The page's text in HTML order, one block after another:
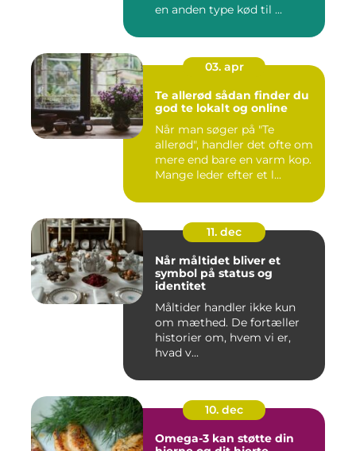
en anden type kød til ...
03. apr
Te allerød sådan finder du
god te lokalt og online
Når man søger på "Te
allerød", handler det ofte om
mere end bare en varm kop.
Mange leder efter et l...
11. dec
Når måltidet bliver et
symbol på status og
identitet
Måltider handler ikke kun
om mæthed. De fortæller
historier om, hvem vi er,
hvad v...
10. dec
Omega-3 kan støtte din